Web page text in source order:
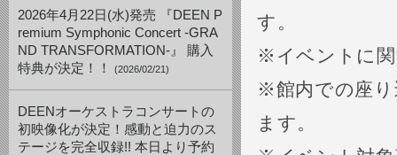
2026年4月22日(水)発売 『DEEN P
remium Symphonic Concert -GRA
ND TRANSFORMATION-』 購入
特典が決定！！
(2026/02/21)
DEENオーケストラコンサートの
初映像化が決定！感動と迫力のス
テージを完全収録!! 本日より予約
す。
※イベントに
※館内での座り
ます。